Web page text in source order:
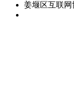
姜堰区互联网